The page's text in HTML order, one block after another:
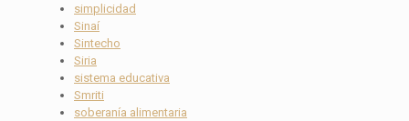
simplicidad
Sinaí
Sintecho
Siria
sistema educativa
Smriti
soberanía alimentaria